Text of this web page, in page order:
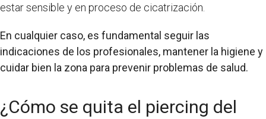
estar sensible y en proceso de cicatrización.
En cualquier caso, es fundamental seguir las
indicaciones de los profesionales, mantener la higiene y
cuidar bien la zona para prevenir problemas de salud.
¿Cómo se quita el piercing del